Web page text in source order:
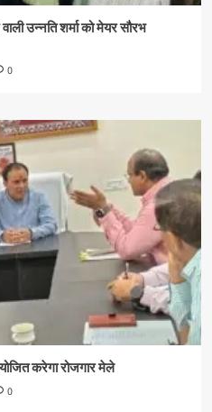
उन्नति शर्मा को मेयर सौरभ
0
करेगा रोजगार मेले
0